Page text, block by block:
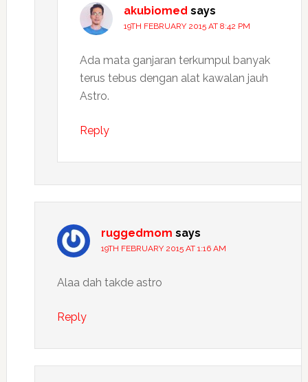
akubiomed says
19TH FEBRUARY 2015 AT 8:42 PM
Ada mata ganjaran terkumpul banyak
terus tebus dengan alat kawalan jauh
Astro.
Reply
ruggedmom says
19TH FEBRUARY 2015 AT 1:16 AM
Alaa dah takde astro
Reply